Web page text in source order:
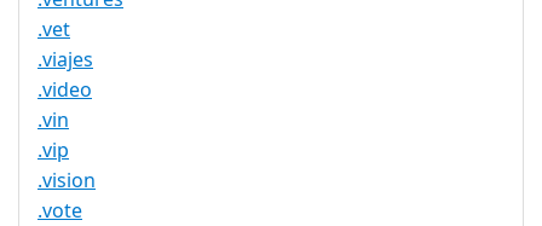
.vet
.viajes
.video
.vin
.vip
.vision
.vote